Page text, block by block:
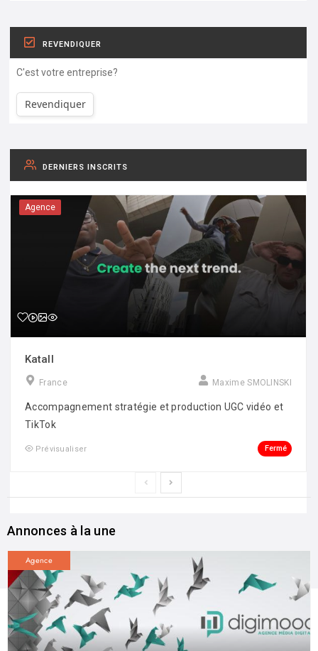
REVENDIQUER
C'est votre entreprise?
Revendiquer
DERNIERS INSCRITS
Agence
Katall
France Maxime SMOLINSKI
Accompagnement stratégie et production UGC vidéo et
TikTok
Prévisualiser Fermé
Annonces à la une
Agence